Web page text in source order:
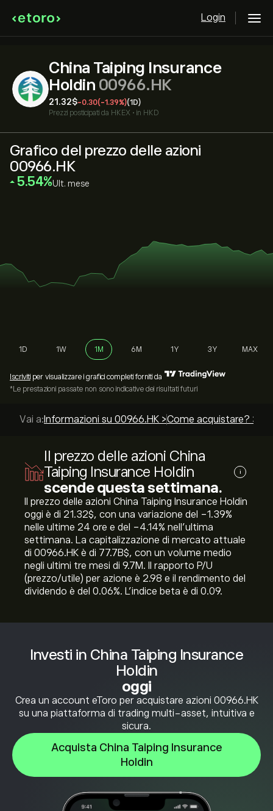
Login
China Taiping Insurance
Holdin 00966.HK
21.32‎$‎-0.30(-1.39%)(1D)
Prezzi posticipati da HKEX • in HKD
Investi in China Taiping Insurance
Holdin
oggi
Crea un account eToro per acquistare azioni 00966.HK
su una piattaforma di trading multi-asset, intuitiva e
sicura.
Acquista China Taiping Insurance
Holdin
Grafico del prezzo delle azioni
00966.HK
‎5.54‎ Ult. mese
1D 1W 1M 6M 1Y 3Y MAX
Iscriviti per visualizzare i grafici completi forniti da
*Le prestazioni passate non sono indicative dei risultati futuri
Vai a: Informazioni su 00966.HK >Come acquistare? >
Il prezzo delle azioni China
Taiping Insurance Holdin
scende questa settimana.
i
Il prezzo delle azioni China Taiping Insurance Holdin
oggi è di 21.32‎$‎, con una variazione del ‎-1.39‎%
nelle ultime 24 ore e del ‎-4.14‎% nell'ultima
settimana. La capitalizzazione di mercato attuale
di 00966.HK è di 77.7B‎$‎, con un volume medio
negli ultimi tre mesi di 9.7M. Il rapporto P/U
(prezzo/utile) per azione è 2.98 e il rendimento del
dividendo è del 0.06%. L'indice beta è di 0.09.